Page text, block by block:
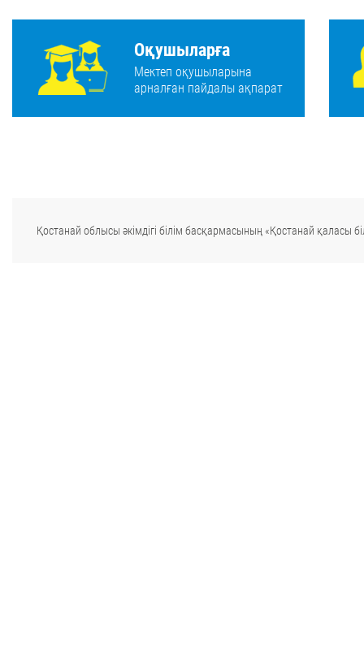
Оқушыларға
Мектеп оқушыларына
арналған пайдалы ақпарат
Қостанай облысы әкімдігі білім басқармасының «Қостанай қаласы